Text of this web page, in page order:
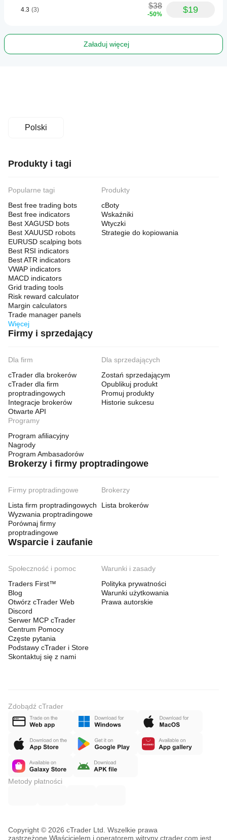
4.3 (3) $38
-50% $19
Załaduj więcej
Polski
Produkty i tagi
Popularne tagi
Best free trading bots
Best free indicators
Best XAGUSD bots
Best XAUUSD robots
EURUSD scalping bots
Best RSI indicators
Best ATR indicators
VWAP indicators
MACD indicators
Grid trading tools
Risk reward calculator
Margin calculators
Trade manager panels
Więcej
Produkty
cBoty
Wskaźniki
Wtyczki
Strategie do kopiowania
Firmy i sprzedający
Dla firm
cTrader dla brokerów
cTrader dla firm
proptradingowych
Integracje brokerów
Otwarte API
Dla sprzedających
Zostań sprzedającym
Opublikuj produkt
Promuj produkty
Historie sukcesu
Programy
Program afiliacyjny
Nagrody
Program Ambasadorów
Brokerzy i firmy proptradingowe
Firmy proptradingowe
Lista firm proptradingowych
Wyzwania proptradingowe
Porównaj firmy
proptradingowe
Brokerzy
Lista brokerów
Wsparcie i zaufanie
Społeczność i pomoc
Traders First™
Blog
Otwórz cTrader Web
Discord
Serwer MCP cTrader
Centrum Pomocy
Częste pytania
Podstawy cTrader i Store
Skontaktuj się z nami
Warunki i zasady
Polityka prywatności
Warunki użytkowania
Prawa autorskie
Zdobądź cTrader
Metody płatności
Copyright © 2026 cTrader Ltd. Wszelkie prawa
zastrzeżone. Właścicielem i operatorem witryny ctrader.com jest